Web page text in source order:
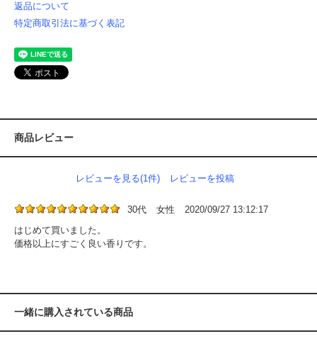
返品について
特定商取引法に基づく表記
商品レビュー
レビューを見る(1件) レビューを投稿
30代 女性
2020/09/27 13:12:17
はじめて買いました。
価格以上にすごく良い香りです。
一緒に購入されている商品